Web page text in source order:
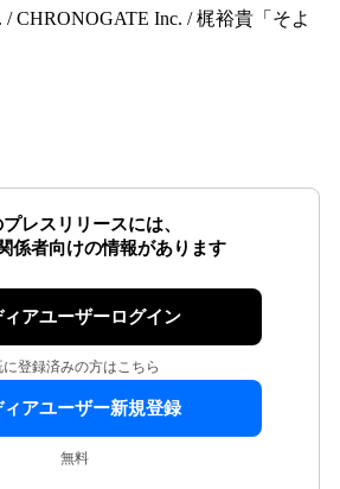
CHRONOGATE Inc. / 梶裕貴「そよ
レスリリースには、
係者向けの情報があります
ィアユーザーログイン
に登録済みの方はこちら
ィアユーザー新規登録
無料